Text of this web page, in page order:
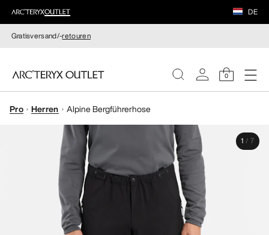
DE
Gratisversand/-retouren
0
DAMEN
HERREN
Pro Herren Alpine Bergführerhose
1 / 7